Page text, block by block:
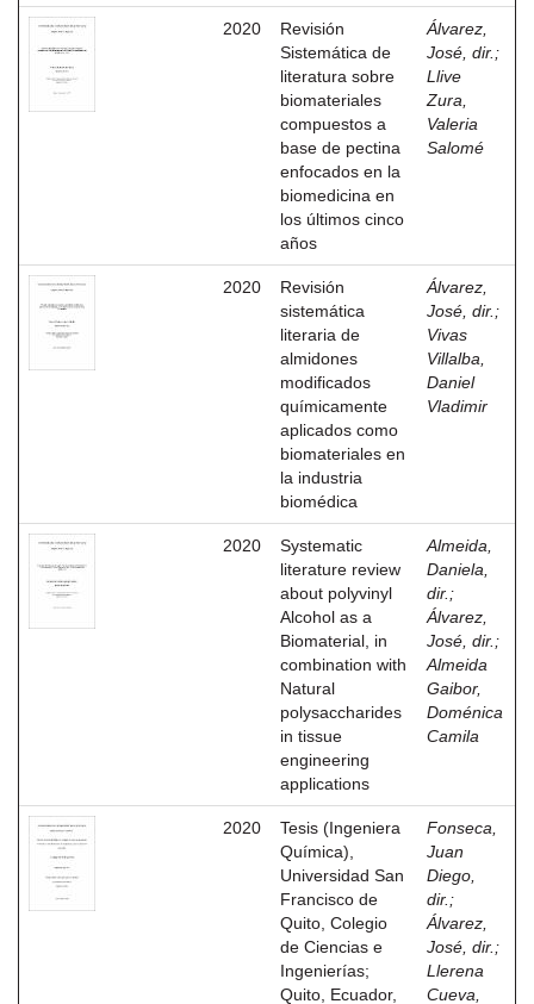
2020
Revisión
Sistemática de
literatura sobre
biomateriales
compuestos a
base de pectina
enfocados en la
biomedicina en
los últimos cinco
años
Álvarez,
José, dir. ;
Llive
Zura,
Valeria
Salomé
2020
Revisión
sistemática
literaria de
almidones
modificados
químicamente
aplicados como
biomateriales en
la industria
biomédica
Álvarez,
José, dir. ;
Vivas
Villalba,
Daniel
Vladimir
2020
Systematic
literature review
about polyvinyl
Alcohol as a
Biomaterial, in
combination with
Natural
polysaccharides
in tissue
engineering
applications
Almeida,
Daniela,
dir. ;
Álvarez,
José, dir. ;
Almeida
Gaibor,
Doménica
Camila
2020
Tesis (Ingeniera
Química),
Universidad San
Francisco de
Quito, Colegio
de Ciencias e
Ingenierías;
Quito, Ecuador,
Fonseca,
Juan
Diego,
dir. ;
Álvarez,
José, dir. ;
Llerena
Cueva,